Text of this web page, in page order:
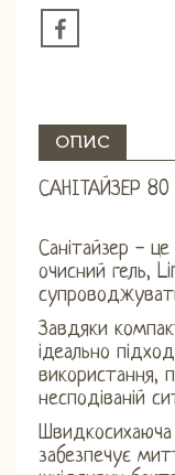
ОПИС
САНІТАЙЗЕР
Санітайзер -
очисний гель,
Завдяки
ідеально
використання,
несподіваній
забезпечує